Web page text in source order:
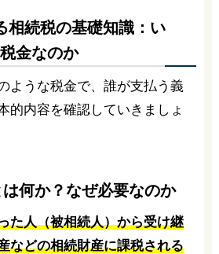
相続税の基礎知識：い
金なのか
ような税金で、誰が支払う義
的内容を確認していきましょ
何か？なぜ必要なのか
た人（被相続人）から受け継
などの相続財産に課税される